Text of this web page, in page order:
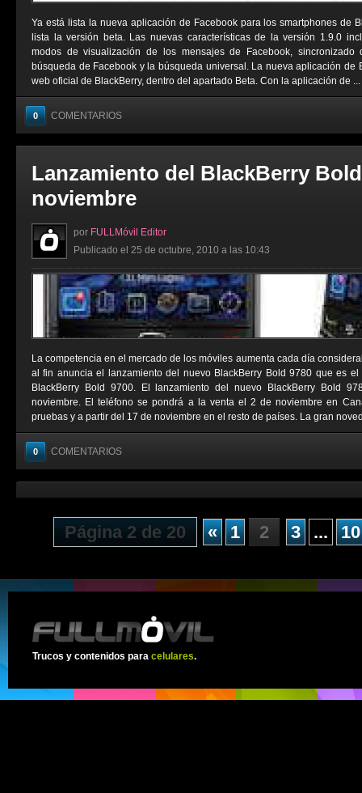
Ya está lista la nueva aplicación de Facebook para los smartphones de
lista la versión beta. Las nuevas características de la versión 1.9.0
modos de visualización de los mensajes de Facebook,
búsqueda de Facebook y la búsqueda universal. La nueva aplicación de
web oficial de BlackBerry, dentro del apartado Beta. Con la aplicación de ...
0 COMENTARIOS
Lanzamiento del BlackBerry
noviembre
por FULLMóvil Editor
Publicado el 25 de octubre, 2010 a las 10:43
La competencia en el mercado de los móviles aumenta cada día
al fin anuncia el lanzamiento del nuevo BlackBerry Bold 9780 que es
BlackBerry Bold 9700. El lanzamiento del nuevo BlackBerry Bold
noviembre. El teléfono se pondrá a la venta el 2 de noviembre en
pruebas y a partir del 17 de noviembre en el resto de países. La gran
0 COMENTARIOS
Página 2 de 20 « 1 2 3 ... 10
Trucos y contenidos para celulares.